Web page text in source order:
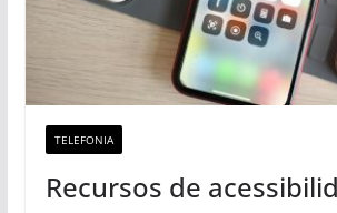
TELEFONIA
Recursos de